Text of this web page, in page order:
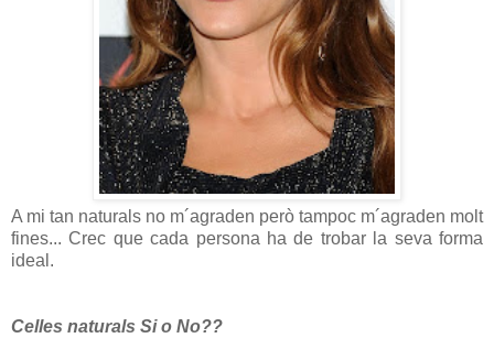
A mi tan naturals no m´agraden però tampoc m´agraden molt
fines... Crec que cada persona ha de trobar la seva forma
ideal.
Celles naturals Si o No??